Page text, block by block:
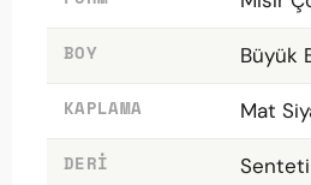
BOY Büyük
KAPLAMA Mat
DERI